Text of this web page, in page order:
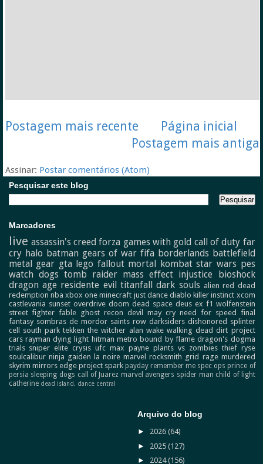
Postagem mais recente
Postagem mais antiga
Página inicial
Assinar: Postar comentários (Atom)
Pesquisar este blog
Marcadores
live assassin's creed forza games with gold call of duty far
cry halo batman gears of war fifa borderlands battlefield
metal gear gta lego fallout mortal kombat star wars pes
watch dogs tomb raider mass effect injustice
bioshock
dragon age residente evil titanfall dark souls alien red dead
redemption nba xbox one minecraft just dance diablo killer instinct xcom
castlevania sunset overdrive doom dead space deus ex f1 wolfenstein
street fighter fable ghost recon devil may cry need for speed final
fantasy sombras de mordor saints row darksiders dishonored splinter
cell
south park tekken the witcher alan wake walking dead dirt project
cars rayman dying light hitman metro bound by flame dragon's dogma
trials sniper elite crysis ufc max payne plants vs zombies thief ryse
soulcalibur ninja gaiden la noire marvel rocksmith grid rage murdered
skyrim mirrors edge project spark payday remember me spec ops prince of
persia sleeping dogs call of Juarez marvel avengers spider man child of light
catherine dead island. dance central
Arquivo do blog
► 2026 (64)
► 2025 (127)
► 2024(156)